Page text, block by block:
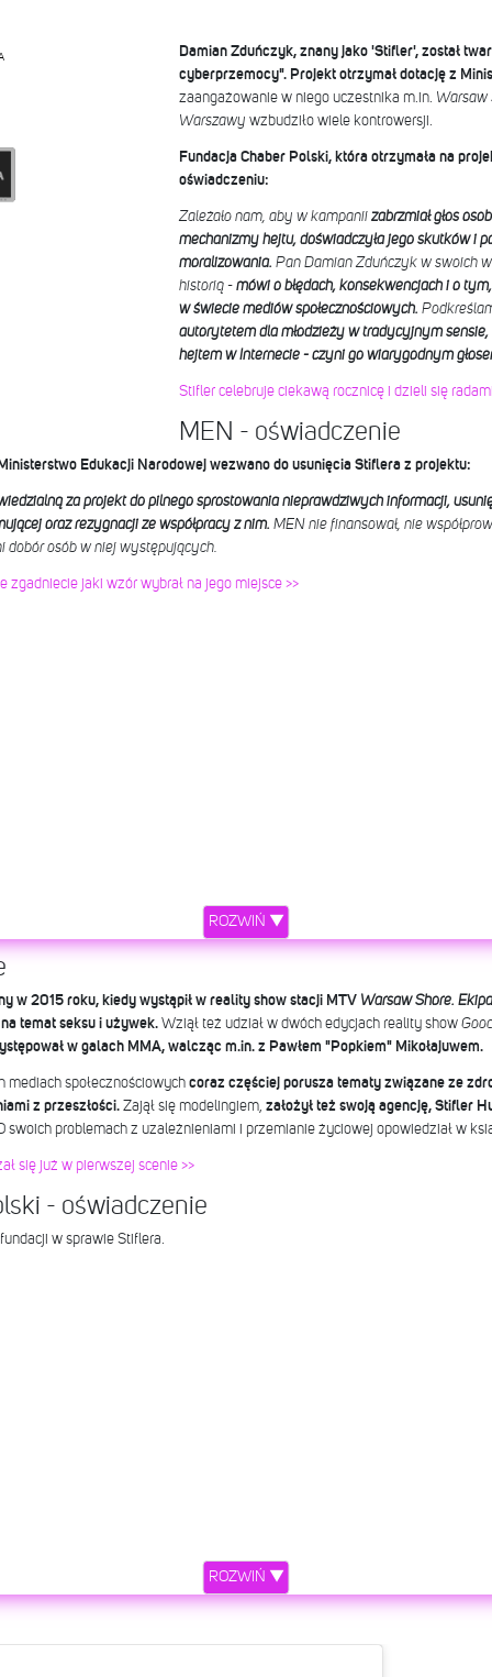
Damian Zduńczyk, znany jako 'Stifler', został
cyberprzemocy". Projekt otrzymał dotację z
zaangażowanie w niego uczestnika m.in. Warsaw
Warszawy wzbudziło wiele kontrowersji.
Fundacja Chaber Polski, która otrzymała na
oświadczeniu:
Zależało nam, aby w kampanii zabrzmiał głos
mechanizmy hejtu, doświadczyła jego skutków i
moralizowania. Pan Damian Zduńczyk w swoich
historią -mówi o błędach, konsekwencjach i o
w świecie mediów społecznościowych.
autorytetem dla młodzieży w tradycyjnym sensie,
hejtem w Internecie - czyni go wiarygodnym
Stifler celebruje ciekawą rocznicę i dzieli się
MEN - oświadczenie
Edukacji Narodowej wezwano do usunięcia Stiflera z projektu:
za projekt do pilnego sprostowania nieprawdziwych informacji,
oraz rezygnacji ze współpracy z nim. MEN nie finansował, nie
dobór osób w niej występujących.
jaki wzór wybrał na jego miejsce >>
ROZWIŃ ▼
w 2015 roku, kiedy wystąpił w reality show stacji MTV Warsaw Shore.
temat seksu i używek. Wziął też udział w dwóch edycjach reality show
w galach MMA, walcząc m.in. z Pawłem "Popkiem" Mikołajuwem.
mediach społecznościowych coraz częściej porusza tematy związane ze
z przeszłości.Zajął się modelingiem, założył też swoją agencję, Stifler
swoich problemach z uzależnieniami i przemianie życiowej opowiedział w
się już w pierwszej scenie >>
- oświadczenie
w sprawie Stiflera.
ROZWIŃ ▼